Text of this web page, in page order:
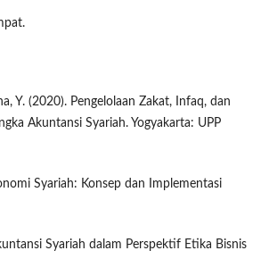
Y. (2020). Pengelolaan Zakat, Infaq, dan
Akuntansi Syariah. Yogyakarta: UPP
Syariah: Konsep dan Implementasi
Syariah dalam Perspektif Etika Bisnis